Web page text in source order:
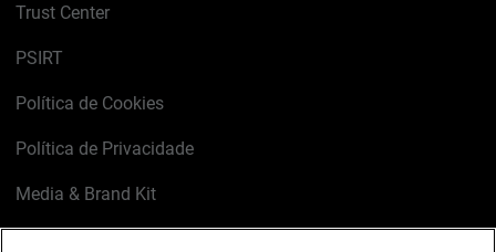
Trust Center
PSIRT
Política de Cookies
Política de Privacidade
Media & Brand Kit